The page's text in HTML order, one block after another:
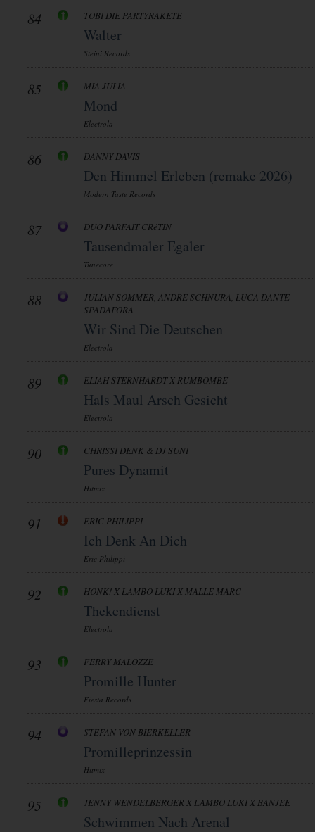
84 TOBI DIE PARTYRAKETE
Walter
Steini Records
85 MIA JULIA
Mond
Electrola
86 DANNY DAVIS
Den Himmel Erleben (remake 2026)
Modern Taste Records
87 DUO PARFAIT CRéTIN
Tausendmaler Egaler
Tunecore
88
JULIAN SOMMER, ANDRE SCHNURA, LUCA DANTE
SPADAFORA
Wir Sind Die Deutschen
Electrola
89 ELIAH STERNHARDT X RUMBOMBE
Hals Maul Arsch Gesicht
Electrola
90 CHRISSI DENK & DJ SUNI
Pures Dynamit
Hitmix
91 ERIC PHILIPPI
Ich Denk An Dich
Eric Philippi
92 HONK! X LAMBO LUKI X MALLE MARC
Thekendienst
Electrola
93 FERRY MALOZZE
Promille Hunter
Fiesta Records
94 STEFAN VON BIERKELLER
Promilleprinzessin
Hitmix
95 JENNY WENDELBERGER X LAMBO LUKI X BANJEE
Schwimmen Nach Arenal